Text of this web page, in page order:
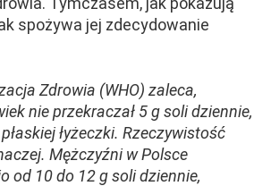
spożywa jej zdecydowanie
Zdrowia (WHO) zaleca,
nie przekraczał 5 g soli dziennie,
łyżeczki. Rzeczywistość
Mężczyźni w Polsce
od 10 do 12 g soli dziennie,